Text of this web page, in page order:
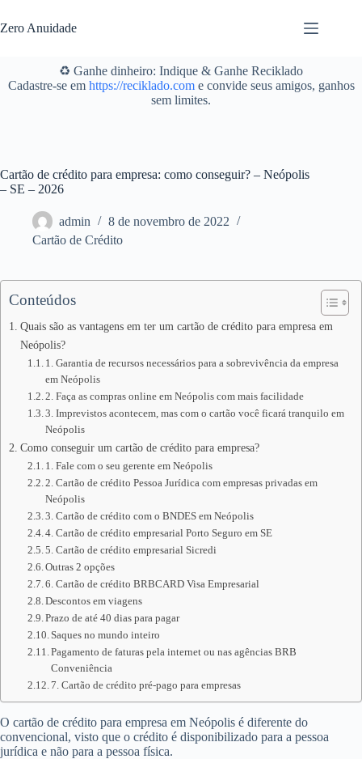
para
o
Zero Anuidade
♻️ Ganhe dinheiro: Indique & Ganhe Reciklado
Cadastre-se em https://reciklado.come convide seus amigos, ganhos
sem limites.
Cartão de crédito para empresa: como conseguir? – Neópolis
– SE – 2026
admin
8 de novembro de 2022
Cartão de Crédito
Conteúdos
Quais são as vantagens em ter um cartão de crédito para empresa em
Neópolis?
1. Garantia de recursos necessários para a sobrevivência da empresa
em Neópolis
2. Faça as compras online em Neópolis com mais facilidade
3. Imprevistos acontecem, mas com o cartão você ficará tranquilo em
Neópolis
Como conseguir um cartão de crédito para empresa?
1. Fale com o seu gerente em Neópolis
2. Cartão de crédito Pessoa Jurídica com empresas privadas em
Neópolis
3. Cartão de crédito com o BNDES em Neópolis
4. Cartão de crédito empresarial Porto Seguro em SE
5. Cartão de crédito empresarial Sicredi
Outras 2 opções
6. Cartão de crédito BRBCARD Visa Empresarial
Descontos em viagens
Prazo de até 40 dias para pagar
Saques no mundo inteiro
Pagamento de faturas pela internet ou nas agências BRB
Conveniência
7. Cartão de crédito pré-pago para empresas
O cartão de crédito para empresa em Neópolis é diferente do
convencional, visto que o crédito é disponibilizado para a pessoa
jurídica e não para a pessoa física.